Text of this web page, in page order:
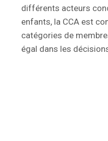
différents acteurs
enfants, la CCA est
catégories de
égal dans les